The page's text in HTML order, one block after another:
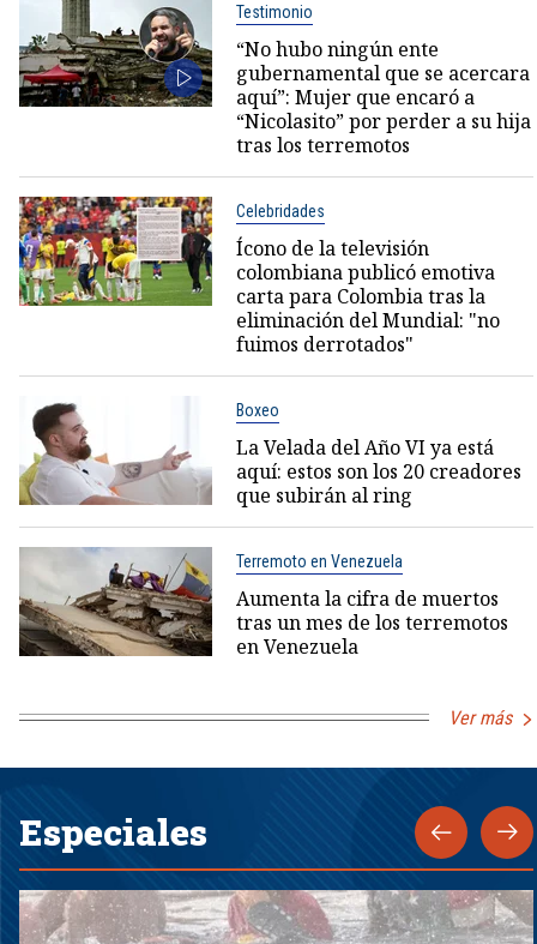
Testimonio
“No hubo ningún ente
gubernamental que se acercara
aquí”: Mujer que encaró a
“Nicolasito” por perder a su hija
tras los terremotos
Celebridades
Ícono de la televisión
colombiana publicó emotiva
carta para Colombia tras la
eliminación del Mundial: "no
fuimos derrotados"
Boxeo
La Velada del Año VI ya está
aquí: estos son los 20 creadores
que subirán al ring
Terremoto en Venezuela
Aumenta la cifra de muertos
tras un mes de los terremotos
en Venezuela
Ver más
Especiales